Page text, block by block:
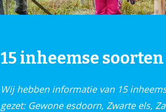
15 inheemse soorten
Wij hebben informatie van 15
gezet: Gewone esdoorn, Zwarte els,